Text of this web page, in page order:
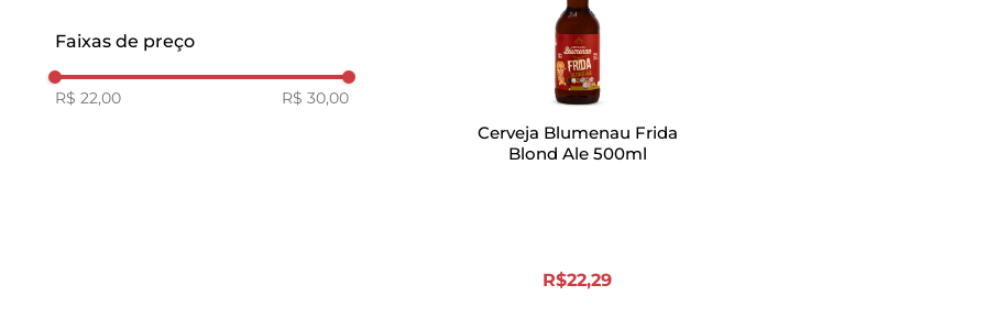
Faixas de preço
R$ 22,00 R$ 30,00
Cerveja Blumenau Frida
Blond Ale 500ml
R$22,29
8º